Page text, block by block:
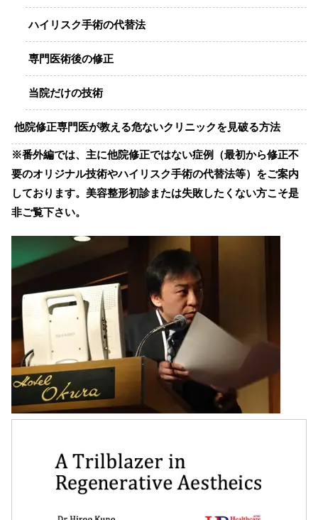
ハイリスク手術の代替法
専門医術後の修正
当院だけの技術
他院修正専門医が教える危ないクリニックを見破る方法
※番外編では、主に他院修正ではない症例（最初から修正不
要のオリジナル技術やハイリスク手術の代替法等）をご案内
しております。美容整形初診または失敗したくない方こそ是
非ご覧下さい。